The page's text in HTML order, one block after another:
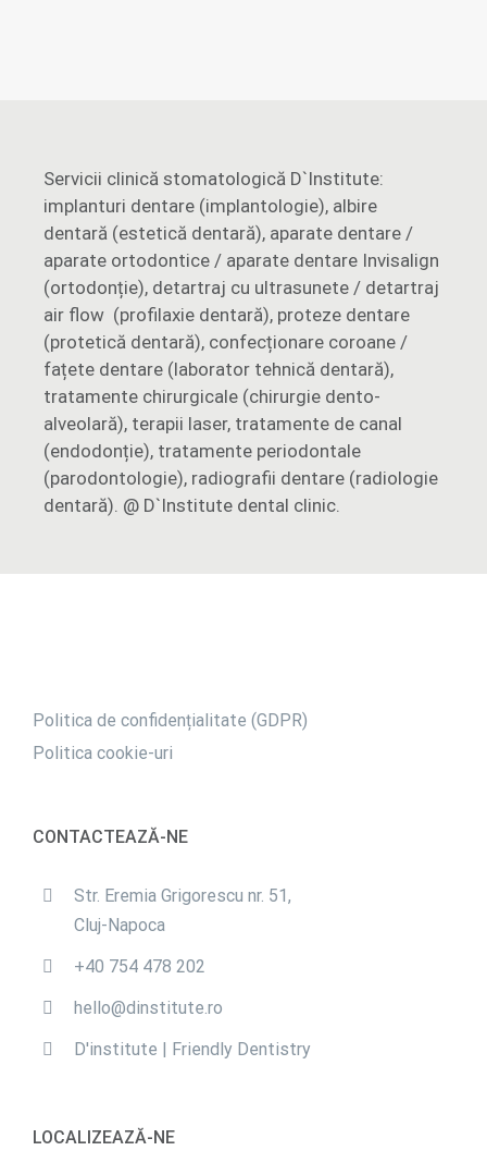
Servicii clinică stomatologică D`Institute:
implanturi dentare (implantologie), albire
dentară (estetică dentară), aparate dentare /
aparate ortodontice / aparate dentare Invisalign
(ortodonție), detartraj cu ultrasunete / detartraj
air flow (profilaxie dentară), proteze dentare
(protetică dentară), confecționare coroane /
fațete dentare (laborator tehnică dentară),
tratamente chirurgicale (chirurgie dento-
alveolară), terapii laser, tratamente de canal
(endodonție), tratamente periodontale
(parodontologie), radiografii dentare (radiologie
dentară). @ D`Institute dental clinic.
Politica de confidențialitate (GDPR)
Politica cookie-uri
CONTACTEAZĂ-NE
Str. Eremia Grigorescu nr. 51,
Cluj-Napoca
+40 754 478 202
hello@dinstitute.ro
D'institute | Friendly Dentistry
LOCALIZEAZĂ-NE